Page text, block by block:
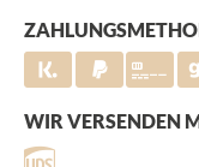
WIR VERSENDEN